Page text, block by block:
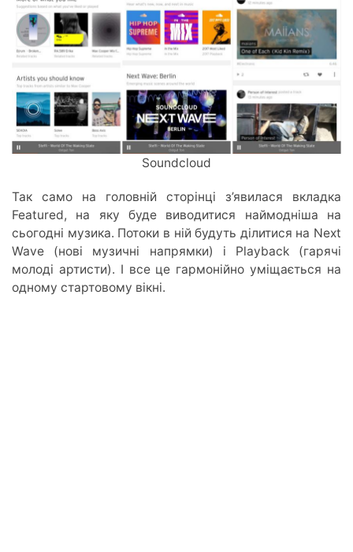
Soundcloud
Так само на головній сторінці з’явилася вкладка
Featured, на яку буде виводитися наймодніша на
сьогодні музика. Потоки в ній будуть ділитися на Next
Wave (нові музичні напрямки) і Playback (гарячі
молоді артисти). І все це гармонійно уміщається на
одному стартовому вікні.